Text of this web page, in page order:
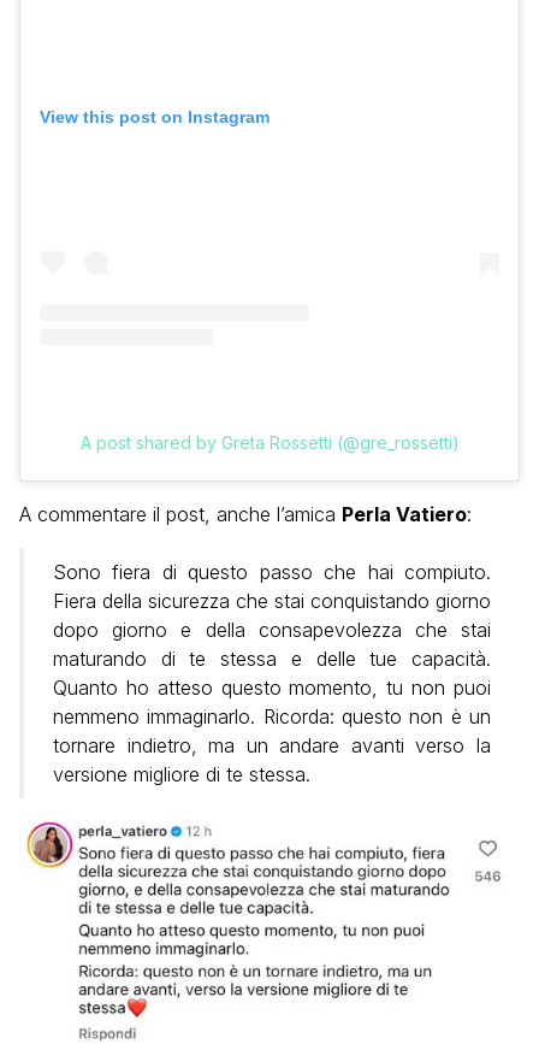
View this post on Instagram
A post shared by Greta Rossetti (@gre_rossetti)
A commentare il post, anche l’amica Perla Vatiero:
Sono fiera di questo passo che hai compiuto.
Fiera della sicurezza che stai conquistando giorno
dopo giorno e della consapevolezza che stai
maturando di te stessa e delle tue capacità.
Quanto ho atteso questo momento, tu non puoi
nemmeno immaginarlo. Ricorda: questo non è un
tornare indietro, ma un andare avanti verso la
versione migliore di te stessa.